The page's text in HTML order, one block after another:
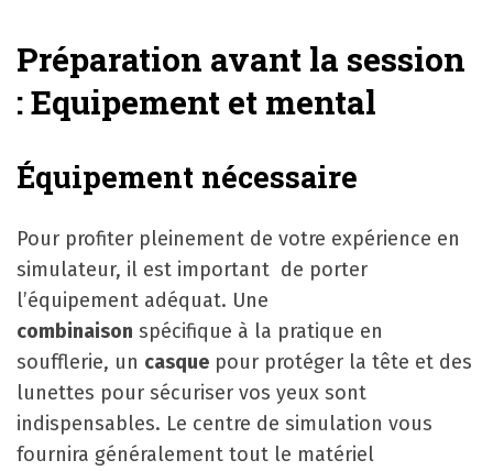
Préparation avant la session
: Equipement et mental
Équipement nécessaire
Pour profiter pleinement de votre expérience en
simulateur, il est important de porter
l’équipement adéquat. Une
combinaison spécifique à la pratique en
soufflerie, un casque pour protéger la tête et des
lunettes pour sécuriser vos yeux sont
indispensables. Le centre de simulation vous
fournira généralement tout le matériel